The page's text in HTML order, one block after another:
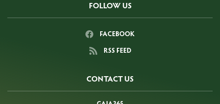
FOLLOW US
FACEBOOK
RSS FEED
CONTACT US